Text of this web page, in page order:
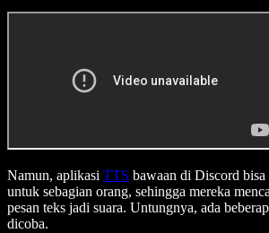
Namun, aplikasi TTS bawaan di Discord bisa
untuk sebagian orang, sehingga mereka
pesan teks jadi suara. Untungnya, ada
dicoba.